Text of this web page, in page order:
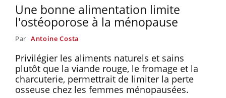
Une bonne alimentation limite
l'ostéoporose à la ménopause
Par Antoine Costa
Privilégier les aliments naturels et sains
plutôt que la viande rouge, le fromage et la
charcuterie, permettrait de limiter la perte
osseuse chez les femmes ménopausées.